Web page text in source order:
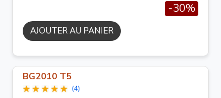
-30%
AJOUTER AU PANIER
BG2010 T5
(4)